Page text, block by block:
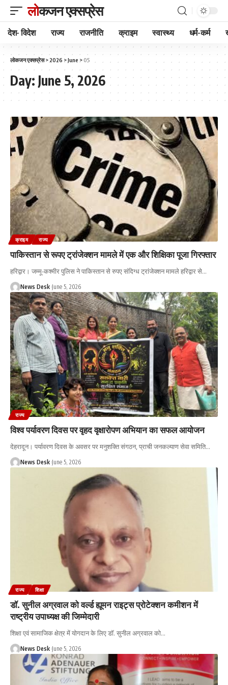
लोकजन एक्सप्रेस
देश- विदेश राज्य राजनीति क्राइम स्वास्थ्य धर्म-कर्म
लोकजन एक्सप्रेस> 2026 >June >05
Day: June 5, 2026
क्राइम राज्य
पाकिस्तान से रूपए ट्रांजेक्शन मामले में एक और शिक्षिका पूजा गिरफ्तार
हरिद्वार। जम्मू-कश्मीर पुलिस ने पाकिस्तान से रुपए संदिग्ध ट्रांजेक्शन मामले हरिद्वार से…
News Desk June 5, 2026
राज्य
विश्व पर्यावरण दिवस पर वृहद वृक्षारोपण अभियान का सफल आयोजन
देहरादून। पर्यावरण दिवस के अवसर पर मनुशक्ति संगठन, प्राची जनकल्याण सेवा समिति…
News Desk June 5, 2026
राज्य शिक्षा
डॉ. सुनील अग्रवाल को वर्ल्ड ह्यूमन राइट्स प्रोटेक्शन कमीशन में
राष्ट्रीय उपाध्यक्ष की जिम्मेदारी
शिक्षा एवं सामाजिक क्षेत्र में योगदान के लिए डॉ. सुनील अग्रवाल को…
News Desk June 5, 2026